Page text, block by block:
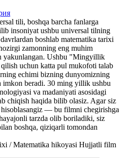
tili, boshqa barcha fanlarga
insoniyat ushbu universal tilning
boshlab matematika tarixi
zamonning eng muhim
yakunlangan. Ushbu "Mingyillik
uchun katta pul mukofoti talab
echimi bizning dunyomizning
imkon beradi. 30 ming yillik ushbu
va madaniyati asosidagi
chiqish haqida bilib olasiz. Agar siz
— bu filmni chegirishga
tarzda olib boriladiki, siz
boshqa, qiziqarli tomondan
/ Matematika hikoyasi Hujjatli film